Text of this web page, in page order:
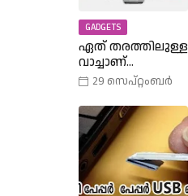
GADGETS
ഏത് തരത്തിലുള്ള
വാച്ചാണ്
നിങ്ങളുടെ
കൈയ്യിലുള്ളത്,
അത് എങ്ങനെ
തിരഞ്ഞെടുത്തു?
വിവിധ
തരത്തിലുള്ള
വാച്ചുകൾ
പരിചയപ്പെടാം.
29 സെപ്റ്റംബർ